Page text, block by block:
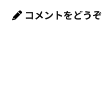
コメントをどうぞ